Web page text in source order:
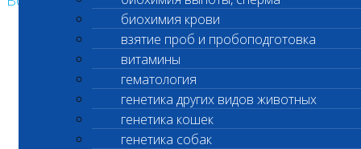
биохимия крови
взятие проб и пробоподготовка
витамины
гематология
генетика других видов животных
генетика кошек
генетика собак